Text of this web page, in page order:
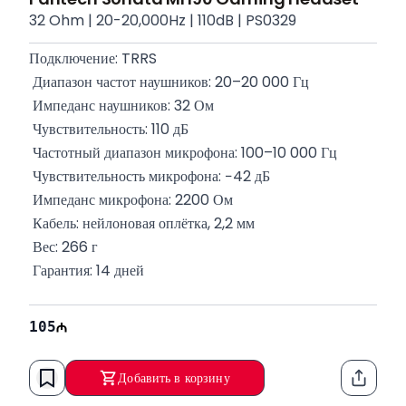
32 Ohm | 20-20,000Hz | 110dB | PS0329
Подключение: TRRS
Диапазон частот наушников: 20–20 000 Гц
Импеданс наушников: 32 Ом
Чувствительность: 110 дБ
Частотный диапазон микрофона: 100–10 000 Гц
Чувствительность микрофона: −42 дБ
Импеданс микрофона: 2200 Ом
Кабель: нейлоновая оплётка, 2,2 мм
Вес: 266 г
Гарантия: 14 дней
105
Добавить в корзину